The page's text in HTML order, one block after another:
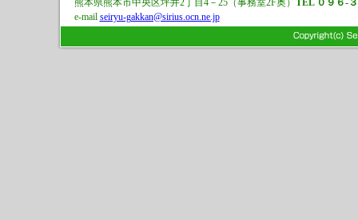
熊本県熊本市中央区坪井2丁目4－25（事務室2F奥） TEL ０９６-
e-mail seiryu-gakkan@sirius.ocn.ne.jp